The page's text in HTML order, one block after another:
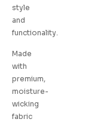
style
and
functionality.
Made
with
premium,
moisture-
wicking
fabric